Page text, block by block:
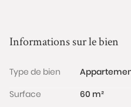
sera exigée pour tous les
Les informations sur les
Informations sur le bien
Type de bien
Surface
60 m²